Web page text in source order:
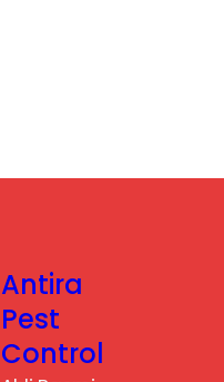
Antira
Pest
Control